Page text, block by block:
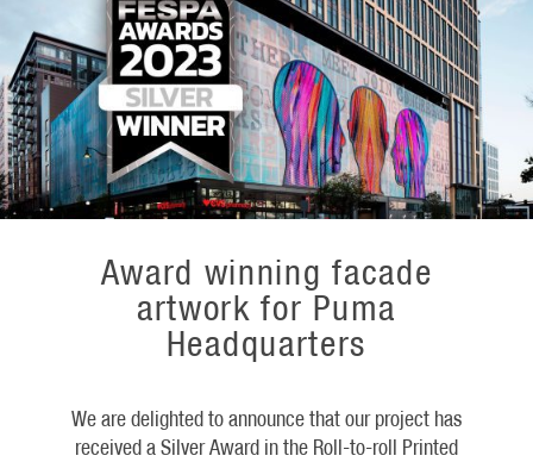
Award winning facade
artwork for Puma
Headquarters
We are delighted to announce that our project has
received a Silver Award in the Roll-to-roll Printed